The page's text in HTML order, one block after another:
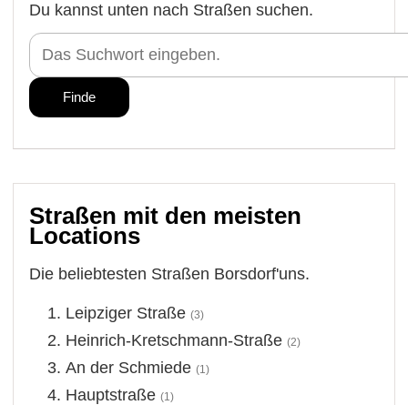
Du kannst unten nach Straßen suchen.
Straßen mit den meisten
Locations
Die beliebtesten Straßen Borsdorf'uns.
Leipziger Straße (3)
Heinrich-Kretschmann-Straße (2)
An der Schmiede (1)
Hauptstraße (1)